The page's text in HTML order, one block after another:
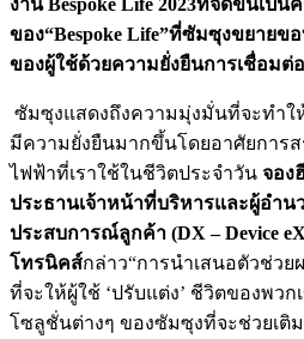
ของ“Bespoke Life”ที่ซัมซุงขยายขอ
ของผู้ใช้ด้วยความยั่งยืนการเชื่อมต่
ซัมซุงแสดงถึงความมุ่งมั่นที่จะทำ
มีความยั่งยืนมากขึ้นโดยอาศัยการส
ไฟฟ้าที่เราใช้ในชีวิตประจำวัน จอง
ประธานเจ้าหน้าที่บริหารและผู้อำน
ประสบการณ์ลูกค้า (DX – Device
โทรนิคส์กล่าว“การนำเสนอตัวช่ว
ที่จะให้ผู้ใช้ ‘ปรับแต่ง’ ชีวิตของพว
โซลูชั่นต่างๆ ของซัมซุงที่จะช่วยเติ